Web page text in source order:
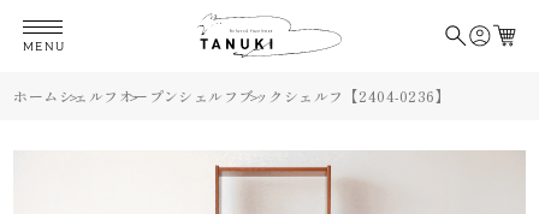
MENU
ホーム シェルフ オープンシェルフ ブックシェルフ【2404-0236】